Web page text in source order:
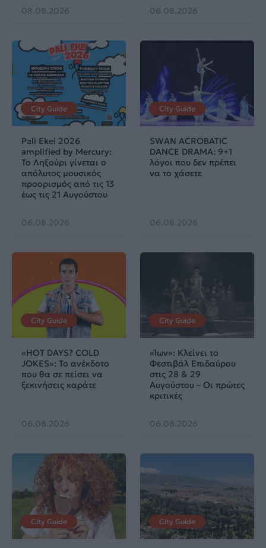
08.08.2026 06.08.2026
City Guide
Pali Ekei 2026
amplified by Mercury:
Το Ληξούρι γίνεται ο
απόλυτος μουσικός
προορισμός από τις 13
έως τις 21 Αυγούστου
06.08.2026
City Guide
SWAN ACROBATIC
DANCE DRAMA: 9+1
λόγοι που δεν πρέπει
να το χάσετε
06.08.2026
City Guide
«HOT DAYS? COLD
JOKES»: Το ανέκδοτο
που θα σε πείσει να
ξεκινήσεις καράτε
06.08.2026
City Guide
«Ίων»: Κλείνει το
Φεστιβάλ Επιδαύρου
στις 28 & 29
Αυγούστου – Οι πρώτες
κριτικές
06.08.2026
City Guide City Guide